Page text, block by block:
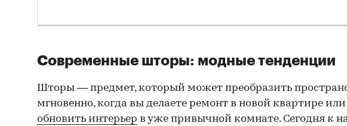
Современные шторы: модные тенденции
Шторы — предмет, который может преобразить
мгновенно, когда вы делаете ремонт в новой квартире
обновить интерьер в уже привычной комнате. Сегодня к